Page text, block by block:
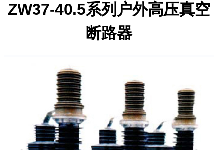
ZW37-40.5系列户外高压真空
断路器